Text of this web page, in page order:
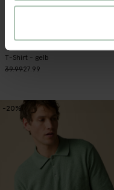
T-Shirt - gelb
39.9927.99
-20%